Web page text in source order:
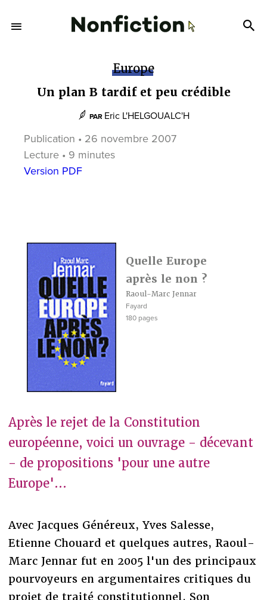
Europe
Un plan B tardif et peu crédible
PAR Eric L'HELGOUALC'H
Publication • 26 novembre 2007
Lecture • 9 minutes
Version PDF
Quelle Europe
après le non ?
Raoul-Marc Jennar
Fayard
180 pages
Après le rejet de la Constitution
européenne, voici un ouvrage - décevant
- de propositions 'pour une autre
Europe'...
Avec Jacques Généreux, Yves Salesse,
Etienne Chouard et quelques autres, Raoul-
Marc Jennar fut en 2005 l'un des principaux
pourvoyeurs en argumentaires critiques du
projet de traité constitutionnel. Son